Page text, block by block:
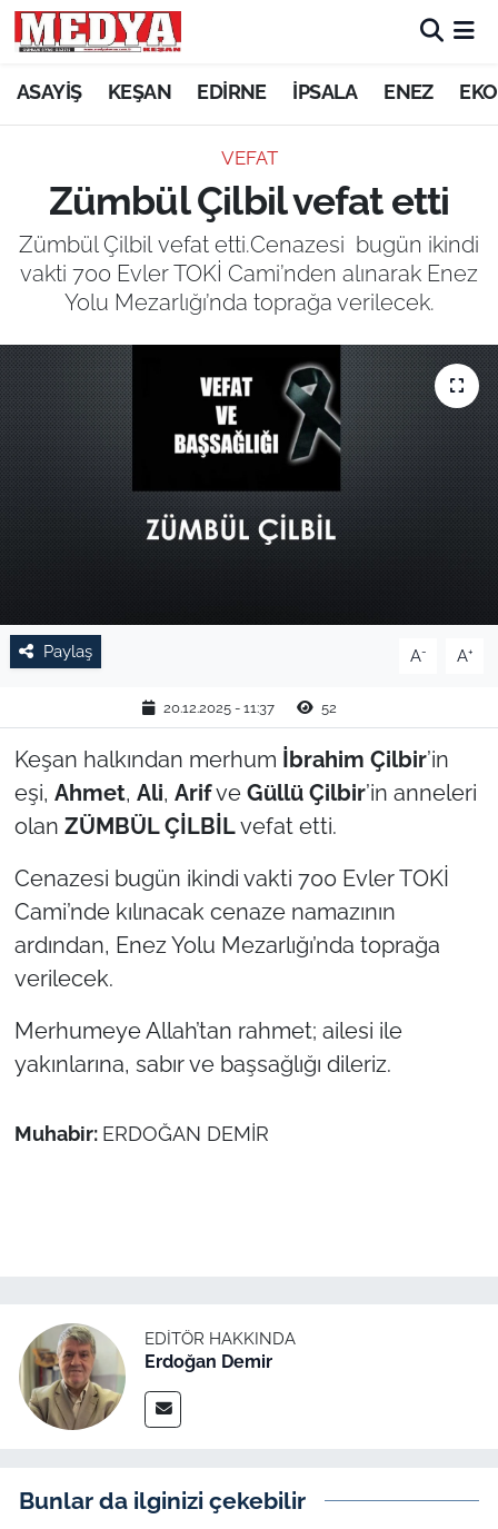
ASAYİŞ KEŞAN EDİRNE İPSALA ENEZ
VEFAT
Zümbül Çilbil vefat etti
Zümbül Çilbil vefat etti.Cenazesi bugün ikindi
vakti 700 Evler TOKİ Cami’nden alınarak Enez
Yolu Mezarlığı’nda toprağa verilecek.
Paylaş A- A+
20.12.2025 - 11:37 52
Keşan halkından merhum İbrahim Çilbir’in
eşi, Ahmet, Ali, Arifve Güllü Çilbir’in anneleri
olan ZÜMBÜL ÇİLBİLvefat etti.
Cenazesi bugün ikindi vakti 700 Evler TOKİ
Cami’nde kılınacak cenaze namazının
ardından, Enez Yolu Mezarlığı’nda toprağa
verilecek.
Merhumeye Allah’tan rahmet; ailesi ile
yakınlarına, sabır ve başsağlığı dileriz.
Muhabir: ERDOĞAN DEMİR
EDITÖR HAKKINDA
Erdoğan Demir
Bunlar da ilginizi çekebilir
KEŞAN
ASAYİŞ
SİYASET
GÜNDEM
EKONOMİ
SAĞLIK
EĞİTİM
TARIM VE HAYVANCILIK
RESMİ İLAN
YAŞAM
EDİRNE
TEKİRDAĞ
KIRKLARELİ
ÇANAKKALE
TÜRKİYE
Flaş Haber
Dış Haberler
İş Dünyası